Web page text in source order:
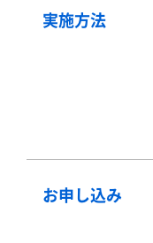
実施方法
お申し込み